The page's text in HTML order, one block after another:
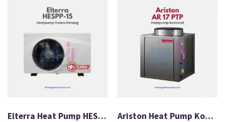
Elterra Heat Pump HESPP-15 Ariston Heat Pump Komersial AR 17 PTP